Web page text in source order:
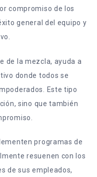
compromiso de los
general del equipo y
de la mezcla, ayuda a
donde todos se
Este tipo
sino que también
programas de
resuenen con los
de sus empleados,